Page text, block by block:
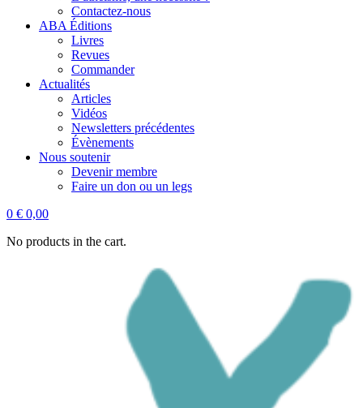
Contactez-nous
ABA Éditions
Livres
Revues
Commander
Actualités
Articles
Vidéos
Newsletters précédentes
Évènements
Nous soutenir
Devenir membre
Faire un don ou un legs
0 € 0,00
No products in the cart.